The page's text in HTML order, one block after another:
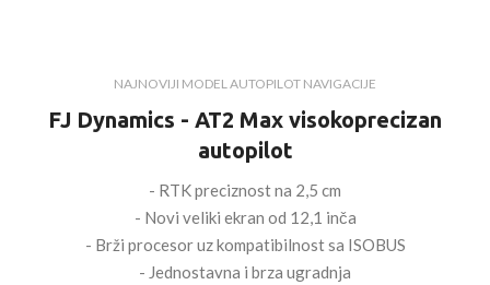
NAJNOVIJI MODEL AUTOPILOT NAVIGACIJE
FJ Dynamics - AT2 Max visokoprecizan
autopilot
- RTK preciznost na 2,5 cm
- Novi veliki ekran od 12,1 inča
- Brži procesor uz kompatibilnost sa ISOBUS
- Jednostavna i brza ugradnja